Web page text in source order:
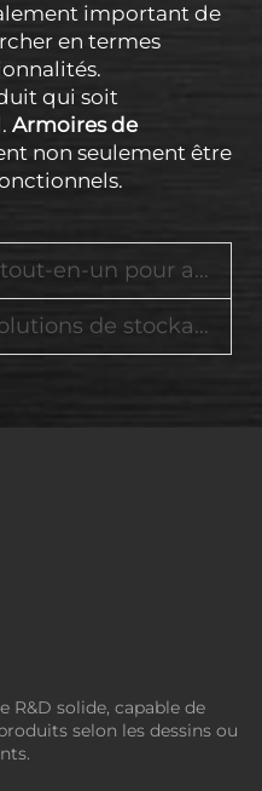
important de
en termes
qui soit
Armoires de
non seulement être
des établis, des chariots à outils et des armoires verrouillables
dans les espaces de maintenance automobile
R&D solide, capable de
selon les dessins ou